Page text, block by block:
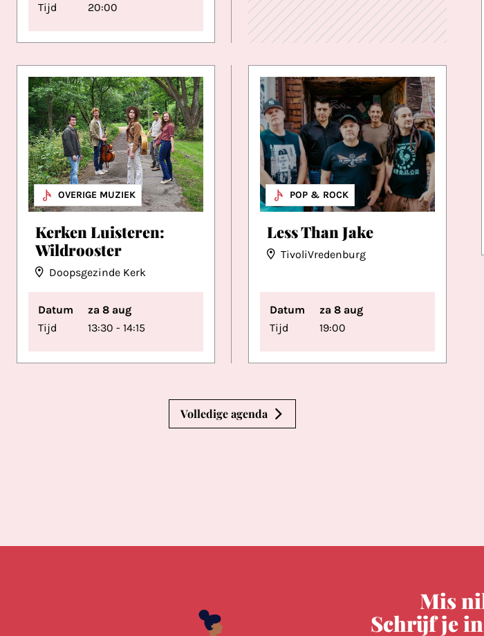
Tijd
20:00
MUZIEK
OVERIGE MUZIEK
Kerken Luisteren:
Wildrooster
Doopsgezinde Kerk
Datum
za 8 aug
Tijd
13:30 - 14:15
MUZIEK
POP & ROCK
Less Than Jake
TivoliVredenburg
Datum
za 8 aug
Tijd
19:00
Volledige agenda
Mis
Schrijf je